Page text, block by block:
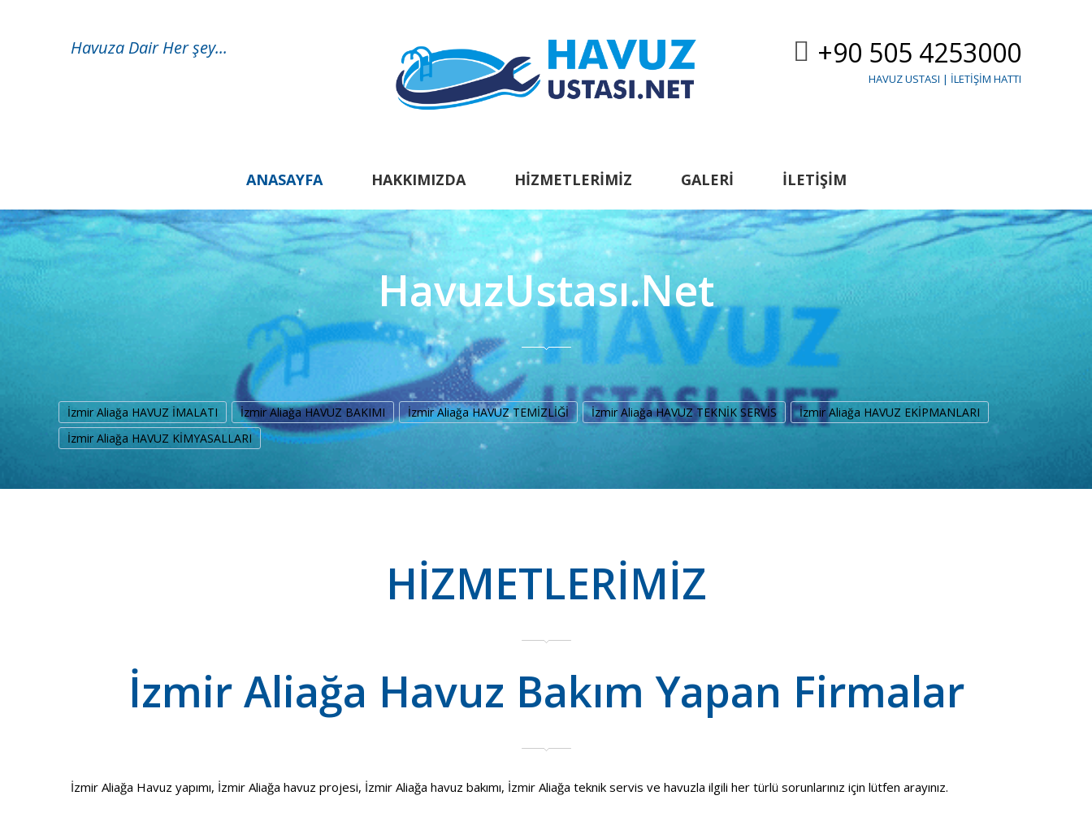
+90 505 4253000
HAVUZ USTASI | İLETIŞIM HATTI
Havuza Dair Her şey...
ANASAYFA HAKKIMIZDA HIZMETLERIMIZ GALERI İLETIŞIM
HavuzUstası.Net
İzmir Aliağa HAVUZ İMALATI İzmir Aliağa HAVUZ BAKIMI İzmir Aliağa HAVUZ TEMİZLİĞİ İzmir Aliağa HAVUZ TEKNİK SERVİS
İzmir Aliağa HAVUZ EKİPMANLARI
İzmir Aliağa HAVUZ KİMYASALLARI
HİZMETLERİMİZ
İzmir Aliağa Havuz Bakım Yapan Firmalar
İzmir Aliağa Havuz yapımı, İzmir Aliağa havuz projesi, İzmir Aliağa havuz bakımı, İzmir Aliağa teknik servis ve havuzla ilgili her türlü sorunlarınız için lütfen arayınız.